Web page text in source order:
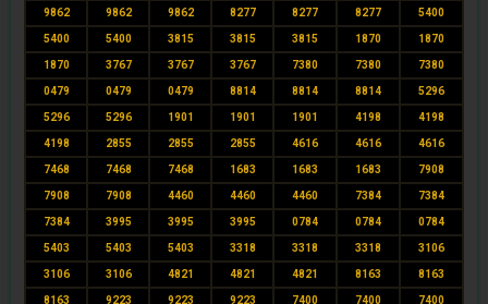
9862 9862 9862 8277 8277 8277 5400
5400 5400 3815 3815 3815 1870 1870
1870 3767 3767 3767 7380 7380 7380
0479 0479 0479 8814 8814 8814 5296
5296 5296 1901 1901 1901 4198 4198
4198 2855 2855 2855 4616 4616 4616
7468 7468 7468 1683 1683 1683 7908
7908 7908 4460 4460 4460 7384 7384
7384 3995 3995 3995 0784 0784 0784
5403 5403 5403 3318 3318 3318 3106
3106 3106 4821 4821 4821 8163 8163
8163 9223 9223 9223 7400 7400 7400